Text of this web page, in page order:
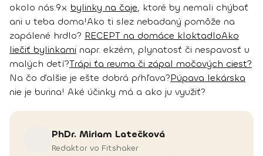
okolo nás:9x bylinky na čaje, ktoré by nemali chýbať
ani u teba doma!Ako ti slez nebadaný pomôže na
zapálené hrdlo? RECEPT na domáce kloktadloAko
liečiť bylinkami napr. ekzém, plynatosť či nespavosť u
malých detí?Trápi ťa reuma či zápal močových ciest?
Na čo ďalšie je ešte dobrá pŕhľava?Púpava lekárska
nie je burina! Aké účinky má a ako ju využiť?
PhDr. Miriam Latečková
Redaktor vo Fitshaker